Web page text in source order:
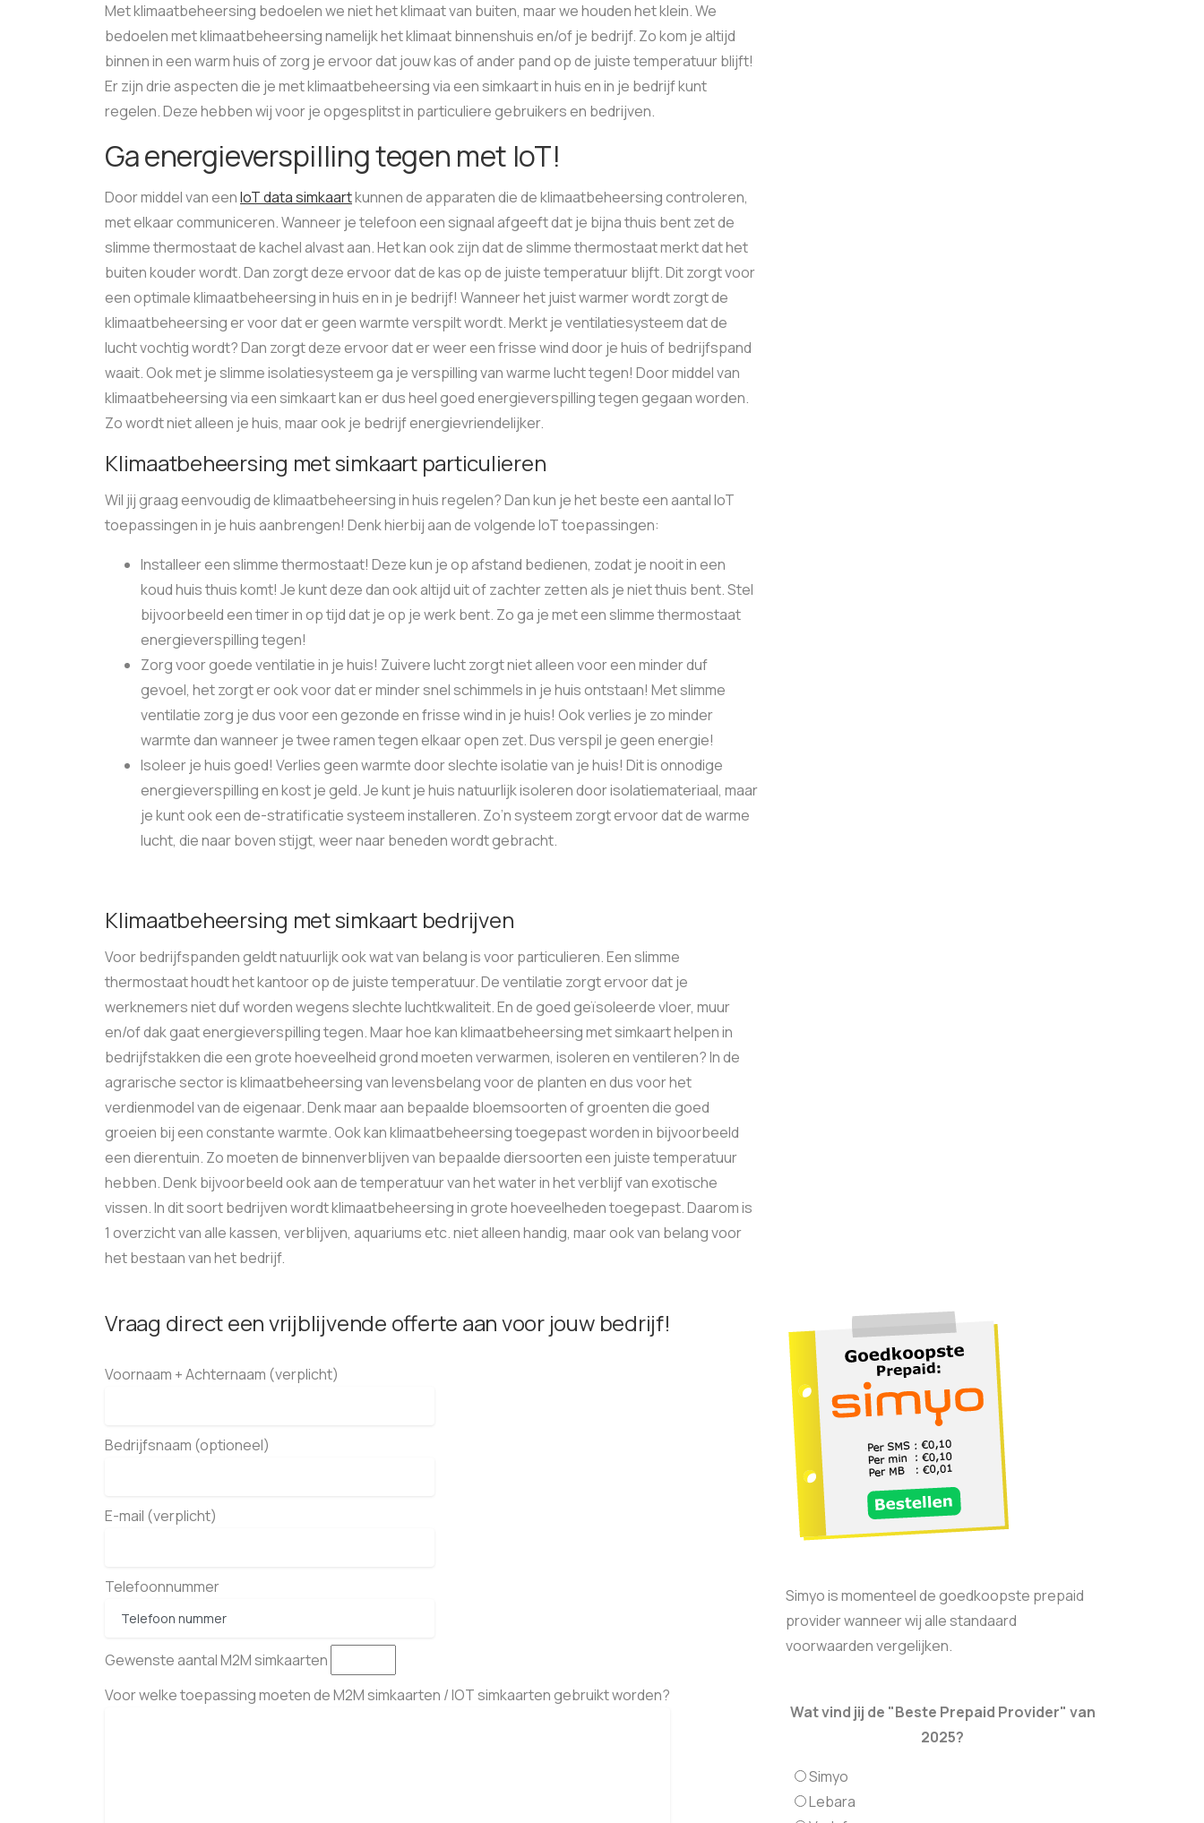
Met klimaatbeheersing bedoelen we niet het klimaat van buiten, maar we houden het klein. We
bedoelen met klimaatbeheersing namelijk het klimaat binnenshuis en/of je bedrijf. Zo kom je altijd
binnen in een warm huis of zorg je ervoor dat jouw kas of ander pand op de juiste temperatuur blijft!
Er zijn drie aspecten die je met klimaatbeheersing via een simkaart in huis en in je bedrijf kunt
regelen. Deze hebben wij voor je opgesplitst in particuliere gebruikers en bedrijven.
Ga energieverspilling tegen met IoT!
Door middel van eenIoT data simkaartkunnen de apparaten die de klimaatbeheersing controleren,
met elkaar communiceren. Wanneer je telefoon een signaal afgeeft dat je bijna thuis bent zet de
slimme thermostaat de kachel alvast aan. Het kan ook zijn dat de slimme thermostaat merkt dat het
buiten kouder wordt. Dan zorgt deze ervoor dat de kas op de juiste temperatuur blijft. Dit zorgt voor
een optimale klimaatbeheersing in huis en in je bedrijf! Wanneer het juist warmer wordt zorgt de
klimaatbeheersing er voor dat er geen warmte verspilt wordt. Merkt je ventilatiesysteem dat de
lucht vochtig wordt? Dan zorgt deze ervoor dat er weer een frisse wind door je huis of bedrijfspand
waait. Ook met je slimme isolatiesysteem ga je verspilling van warme lucht tegen! Door middel van
klimaatbeheersing via een simkaart kan er dus heel goed energieverspilling tegen gegaan worden.
Zo wordt niet alleen je huis, maar ook je bedrijf energievriendelijker.
Klimaatbeheersing met simkaart particulieren
Wil jij graag eenvoudig de klimaatbeheersing in huis regelen? Dan kun je het beste een aantal IoT
toepassingen in je huis aanbrengen! Denk hierbij aan de volgende IoT toepassingen:
Installeer een slimme thermostaat! Deze kun je op afstand bedienen, zodat je nooit in een
koud huis thuis komt! Je kunt deze dan ook altijd uit of zachter zetten als je niet thuis bent. Stel
bijvoorbeeld een timer in op tijd dat je op je werk bent. Zo ga je met een slimme thermostaat
energieverspilling tegen!
Zorg voor goede ventilatie in je huis! Zuivere lucht zorgt niet alleen voor een minder duf
gevoel, het zorgt er ook voor dat er minder snel schimmels in je huis ontstaan! Met slimme
ventilatie zorg je dus voor een gezonde en frisse wind in je huis! Ook verlies je zo minder
warmte dan wanneer je twee ramen tegen elkaar open zet. Dus verspil je geen energie!
Isoleer je huis goed! Verlies geen warmte door slechte isolatie van je huis! Dit is onnodige
energieverspilling en kost je geld. Je kunt je huis natuurlijk isoleren door isolatiemateriaal, maar
je kunt ook een de-stratificatie systeem installeren. Zo’n systeem zorgt ervoor dat de warme
lucht, die naar boven stijgt, weer naar beneden wordt gebracht.
Klimaatbeheersing met simkaart bedrijven
Voor bedrijfspanden geldt natuurlijk ook wat van belang is voor particulieren. Een slimme
thermostaat houdt het kantoor op de juiste temperatuur. De ventilatie zorgt ervoor dat je
werknemers niet duf worden wegens slechte luchtkwaliteit. En de goed geïsoleerde vloer, muur
en/of dak gaat energieverspilling tegen. Maar hoe kan klimaatbeheersing met simkaart helpen in
bedrijfstakken die een grote hoeveelheid grond moeten verwarmen, isoleren en ventileren? In de
agrarische sector is klimaatbeheersing van levensbelang voor de planten en dus voor het
verdienmodel van de eigenaar. Denk maar aan bepaalde bloemsoorten of groenten die goed
groeien bij een constante warmte. Ook kan klimaatbeheersing toegepast worden in bijvoorbeeld
een dierentuin. Zo moeten de binnenverblijven van bepaalde diersoorten een juiste temperatuur
hebben. Denk bijvoorbeeld ook aan de temperatuur van het water in het verblijf van exotische
vissen. In dit soort bedrijven wordt klimaatbeheersing in grote hoeveelheden toegepast. Daarom is
1 overzicht van alle kassen, verblijven, aquariums etc. niet alleen handig, maar ook van belang voor
het bestaan van het bedrijf.
Vraag direct een vrijblijvende offerte aan voor jouw bedrijf!
Voornaam + Achternaam (verplicht)
Bedrijfsnaam (optioneel)
E-mail (verplicht)
Telefoonnummer
Gewenste aantal M2M simkaarten
Voor welke toepassing moeten de M2M simkaarten / IOT simkaarten gebruikt worden?
Simyo is momenteel de goedkoopste prepaid
provider wanneer wij alle standaard
voorwaarden vergelijken.
Wat vind jij de "Beste Prepaid Provider" van
2025?
Simyo
Lebara